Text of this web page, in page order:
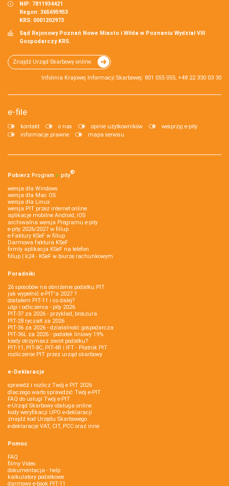
NIP: 7811934421
Regon: 365695953
KRS: 0001202973
Sąd Rejonowy Poznań Nowe Miasto i Wilda w Poznaniu Wydział VIII
Gospodarczy KRS.
Znajdź Urząd Skarbowy online
Infolinia Krajowej Informacji Skarbowej: 801 055 055, +48 22 330 03 30
e-file
kontakt o nas opinie użytkowników
wesprzyj e-pity
informacje prawne
mapa serwisu
Pobierz Program e‑pity®
wersja dla Windows
wersja dla Mac OS
wersja dla Linux
wersja PIT przez internet online
aplikacje mobilne Android, iOS
archiwalna wersja Programu e-pity
e-pity 2026/2027 w fillup
e‑Faktury KSeF w fillup
Darmowa faktura KSeF
firmly aplikacja KSeF na telefon
fillup | k24 - KSeF w biurze rachunkowym
Poradniki
26 sposobów na obniżenie podatku PIT
jak wypełnić e-PIT'a 2027 ?
dostałem PIT-11 i co dalej?
ulgi i odliczenia - pity 2026
PIT-37 za 2026 - przykład, broszura
PIT-28 ryczałt za 2026
PIT-36 za 2026 - działalność gospodarcza
PIT-36L za 2026 - podatek liniowy 19%
kiedy otrzymasz zwrot podatku?
PIT-11, PIT-8C, PIT-4R i IFT - Płatnik PIT
rozliczenie PIT przez urząd skarbowy
e-Deklaracje
sprawdź i rozlicz Twój e PIT 2026
dlaczego warto sprawdzić Twój e-PIT
FAQ do usługi Twój e-PIT
e-Urząd Skarbowy obsługa online
kody weryfikacji UPO e-deklaracji
znajdź kod Urzędu Skarbowego
e-deklaracje VAT, CIT, PCC oraz inne
Pomoc
FAQ
filmy Video
dokumentacja - help
kalkulatory podatkowe
darmowy e-book PIT-11